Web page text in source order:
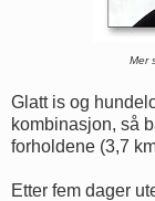
Mer
Glatt is og
kombinasjon, så
forholdene (3,7
Etter fem dager